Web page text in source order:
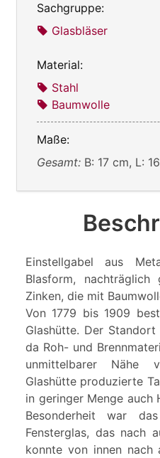
Sachgruppe:
Glasbläser
Material:
Stahl
Baumwolle
Maße:
Gesamt: B: 17 cm, L:
Einstellgabel aus
Blasform,
Zinken, die mit
Von 1779 bis 1909
Glashütte. Der
da Roh- und
unmittelbarer Nähe
Glashütte produzierte
in geringer Menge auch
Besonderheit war
Fensterglas, das nach
konnte von innen nach